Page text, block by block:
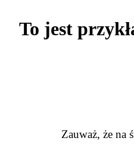
To jest
Zauważ, że na